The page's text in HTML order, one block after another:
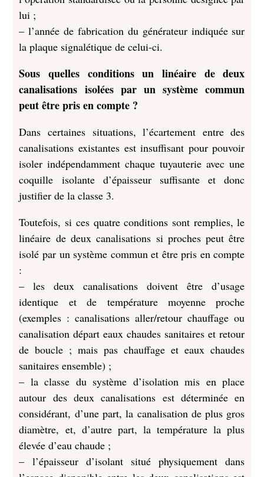
lui ;
– l’année de fabrication du générateur indiquée sur
la plaque signalétique de celui-ci.
Sous quelles conditions un linéaire de deux
canalisations isolées par un système commun
peut être pris en compte ?
Dans certaines situations, l’écartement entre des
canalisations existantes est insuffisant pour pouvoir
isoler indépendamment chaque tuyauterie avec une
coquille isolante d’épaisseur suffisante et donc
justifier de la classe 3.
Toutefois, si ces quatre conditions sont remplies, le
linéaire de deux canalisations si proches peut être
isolé par un système commun et être pris en compte
:
– les deux canalisations doivent être d’usage
identique et de température moyenne proche
(exemples : canalisations aller/retour chauffage ou
canalisation départ eaux chaudes sanitaires et retour
de boucle ; mais pas chauffage et eaux chaudes
sanitaires ensemble) ;
– la classe du système d’isolation mis en place
autour des deux canalisations est déterminée en
considérant, d’une part, la canalisation de plus gros
diamètre, et, d’autre part, la température la plus
élevée d’eau chaude ;
– l’épaisseur d’isolant situé physiquement dans